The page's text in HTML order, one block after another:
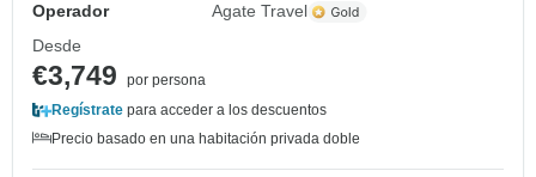
Operador
Agate Travel
Desde
€3,749
por persona
Regístrate para acceder a los descuentos
Precio basado en una habitación privada doble